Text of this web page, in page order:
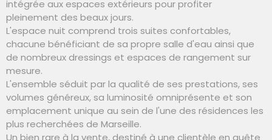
intégrée aux espaces extérieurs pour profiter
pleinement des beaux jours.
L'espace nuit comprend trois suites confortables,
chacune bénéficiant de sa propre salle d'eau ainsi que
de nombreux dressings et espaces de rangement sur
mesure.
L'ensemble séduit par la qualité de ses prestations, ses
volumes généreux, sa luminosité omniprésente et son
emplacement unique au sein de l'une des résidences les
plus recherchées de Marseille.
Un bien rare à la vente, destiné à une clientèle en quête